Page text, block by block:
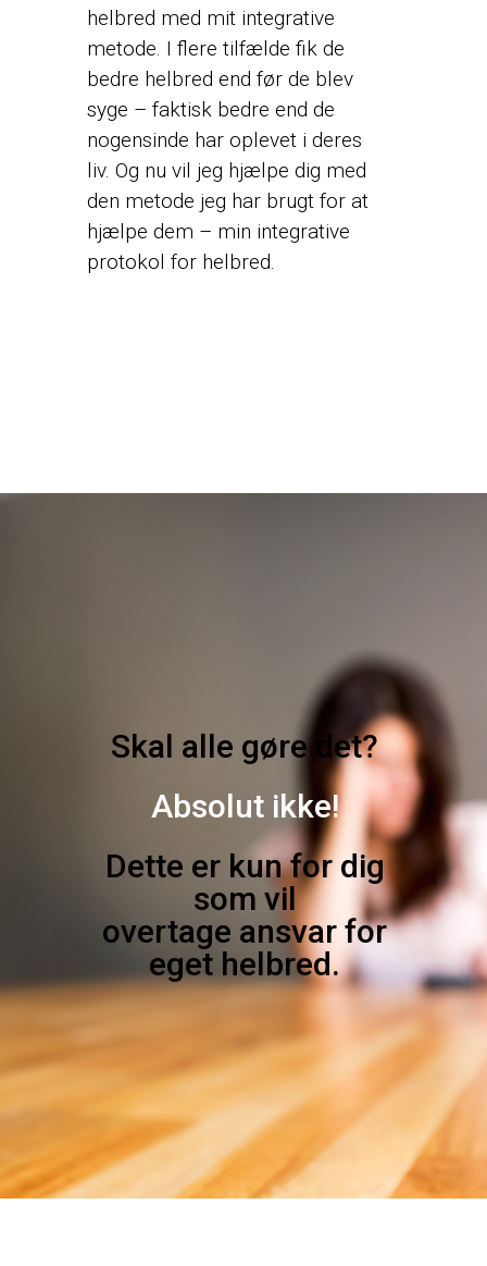
helbred med mit integrative
metode. I flere tilfælde fik de
bedre helbred end før de blev
syge – faktisk bedre end de
nogensinde har oplevet i deres
liv. Og nu vil jeg hjælpe dig med
den metode jeg har brugt for at
hjælpe dem – min integrative
protokol for helbred.
Skal alle gøre det?
Absolut ikke!
Dette er kun for dig
som vil
overtage ansvar for
eget helbred.